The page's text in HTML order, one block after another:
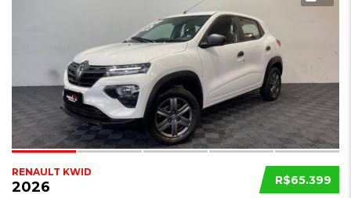
R$65.399
RENAULT KWID
2026